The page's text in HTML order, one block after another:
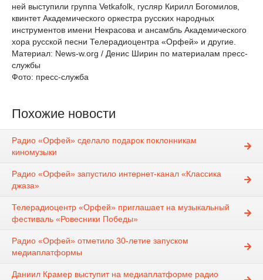
ней выступили группа Vetkafolk, гусляр Кирилл Богомилов,
квинтет Академического оркестра русских народных
инструментов имени Некрасова и ансамбль Академического
хора русской песни Телерадиоцентра «Орфей» и другие.
Материал: News-w.org / Денис Ширин по материалам пресс-
службы
Фото: пресс-служба
Похожие новости
Радио «Орфей» сделало подарок поклонникам
киномузыки
Радио «Орфей» запустило интернет-канал «Классика
джаза»
Телерадиоцентр «Орфей» приглашает на музыкальный
фестиваль «Ровесники Победы»
Радио «Орфей» отметило 30-летие запуском
медиаплатформы
Даниил Крамер выступит на медиаплатформе радио